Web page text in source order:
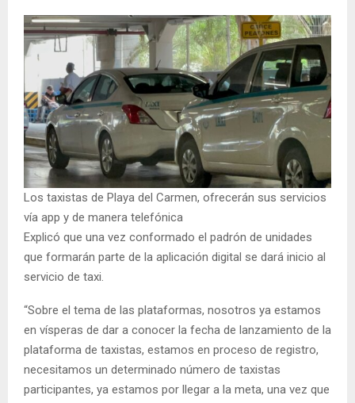
Los taxistas de Playa del Carmen, ofrecerán sus servicios
vía app y de manera telefónica
Explicó que una vez conformado el padrón de unidades
que formarán parte de la aplicación digital se dará inicio al
servicio de taxi.
“Sobre el tema de las plataformas, nosotros ya estamos
en vísperas de dar a conocer la fecha de lanzamiento de la
plataforma de taxistas, estamos en proceso de registro,
necesitamos un determinado número de taxistas
participantes, ya estamos por llegar a la meta, una vez que